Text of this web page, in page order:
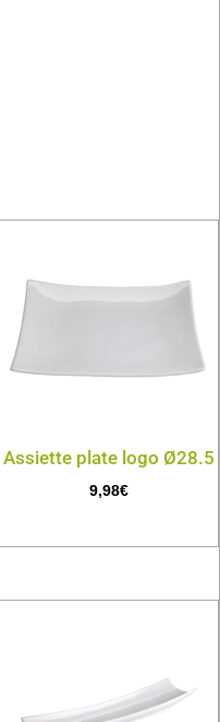
Assiette plate logo Ø28.5
9,98€